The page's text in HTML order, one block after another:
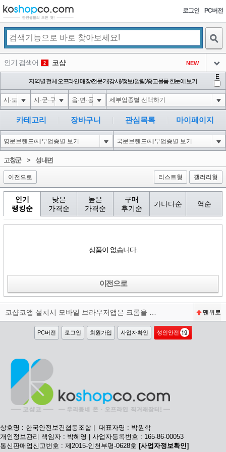
로그인 PC버전
인기 검색어 2 코샵 NEW
3 1'||DBMS_PIPE.RECEIVE_MESSAGE(CHR(98)||CHR(98)||CHR(98),15)||'
아이콘
4 1*if(now()=sysdate(),sleep(15),0)
아이콘
5 1*DBMS_PIPE.RECEIVE_MESSAGE(CHR(99)||CHR(99)||CHR(99),15)
아이콘
3
6 10'XOR(1*if(now()=sysdate(),sleep(15),0))XOR'Z
아이콘
3
1
지역별 전체 오프라인 매장/전문가(강사)/정보(알림)/중고물품 한눈에 보기
E
카테고리 장바구니 관심목록 마이페이지
고창군> 성내면
이전으로 리스트형 갤러리형
인기
랭킹순
낮은
가격순
높은
가격순
구매
후기순
가나다순 역순
상품이 없습니다.
이전으로
맨위로
PC버전 로그인 회원가입 사업자확인 성인안전
상호명 : 한국안전보건협동조합 | 대표자명 : 박원학
개인정보관리 책임자 : 박혜영 | 사업자등록번호 : 165-86-00053
통신판매업신고번호 : 제2015-인천부평-0628호 [사업자정보확인]